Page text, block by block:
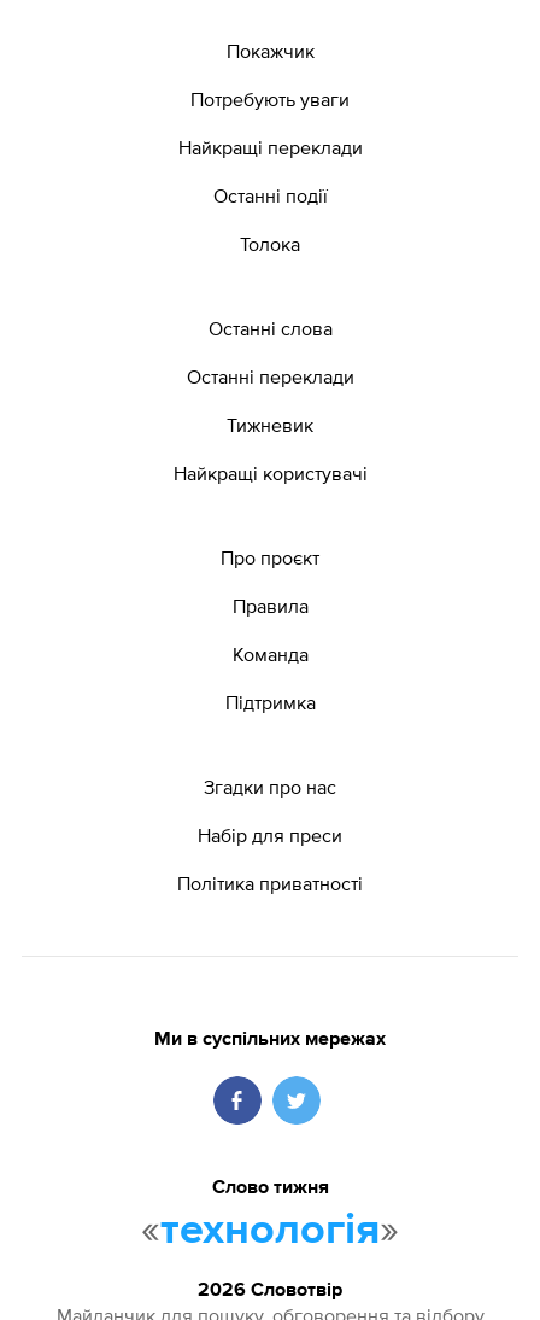
Покажчик
Потребують уваги
Найкращі переклади
Останні події
Толока
Останні слова
Останні переклади
Тижневик
Найкращі користувачі
Про проєкт
Правила
Команда
Підтримка
Згадки про нас
Набір для преси
Політика приватності
Ми в суспільних мережах
Слово тижня
«технологія»
2026 Словотвір
Майданчик для пошуку, обговорення та відбору